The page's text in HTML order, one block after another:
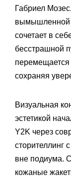
Габриел
вымышленной
сочетает в
бесстрашной
сохраняя
Визуальная
эстетикой
Y2K через
сторителлинг
вне подиума.
кожаные